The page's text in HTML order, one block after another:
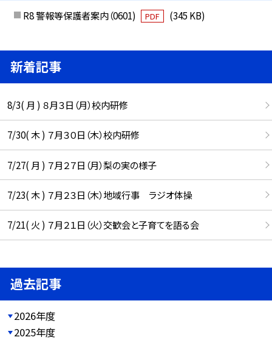
R8 警報等保護者案内（0601) PDF (345 KB)
新着記事
8/3( 月 ) ８月３日（月）校内研修
7/30( 木 ) ７月３０日（木）校内研修
7/27( 月 ) ７月２７日（月）梨の実の様子
7/23( 木 ) ７月２３日（木）地域行事 ラジオ体操
7/21( 火 ) ７月２１日（火）交歓会と子育てを語る会
過去記事
2026年度
2025年度